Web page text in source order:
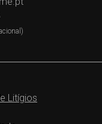
Litígios